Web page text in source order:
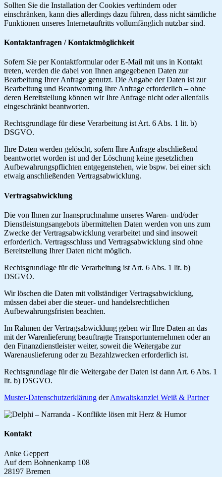
Sollten Sie die Installation der Cookies verhindern oder
einschränken, kann dies allerdings dazu führen, dass nicht sämtliche
Funktionen unseres Internetauftritts vollumfänglich nutzbar sind.
Kontaktanfragen / Kontaktmöglichkeit
Sofern Sie per Kontaktformular oder E-Mail mit uns in Kontakt
treten, werden die dabei von Ihnen angegebenen Daten zur
Bearbeitung Ihrer Anfrage genutzt. Die Angabe der Daten ist zur
Bearbeitung und Beantwortung Ihre Anfrage erforderlich – ohne
deren Bereitstellung können wir Ihre Anfrage nicht oder allenfalls
eingeschränkt beantworten.
Rechtsgrundlage für diese Verarbeitung ist Art. 6 Abs. 1 lit. b)
DSGVO.
Ihre Daten werden gelöscht, sofern Ihre Anfrage abschließend
beantwortet worden ist und der Löschung keine gesetzlichen
Aufbewahrungspflichten entgegenstehen, wie bspw. bei einer sich
etwaig anschließenden Vertragsabwicklung.
Vertragsabwicklung
Die von Ihnen zur Inanspruchnahme unseres Waren- und/oder
Dienstleistungsangebots übermittelten Daten werden von uns zum
Zwecke der Vertragsabwicklung verarbeitet und sind insoweit
erforderlich. Vertragsschluss und Vertragsabwicklung sind ohne
Bereitstellung Ihrer Daten nicht möglich.
Rechtsgrundlage für die Verarbeitung ist Art. 6 Abs. 1 lit. b)
DSGVO.
Wir löschen die Daten mit vollständiger Vertragsabwicklung,
müssen dabei aber die steuer- und handelsrechtlichen
Aufbewahrungsfristen beachten.
Im Rahmen der Vertragsabwicklung geben wir Ihre Daten an das
mit der Warenlieferung beauftragte Transportunternehmen oder an
den Finanzdienstleister weiter, soweit die Weitergabe zur
Warenauslieferung oder zu Bezahlzwecken erforderlich ist.
Rechtsgrundlage für die Weitergabe der Daten ist dann Art. 6 Abs. 1
lit. b) DSGVO.
Muster-Datenschutzerklärung derAnwaltskanzlei Weiß & Partner
Kontakt
Anke Geppert
Auf dem Bohnenkamp 108
28197 Bremen